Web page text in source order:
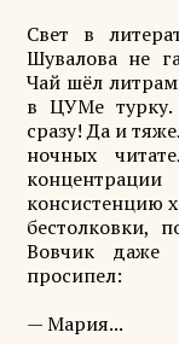
Свет в
Шувалова не
Чай шёл
в ЦУМе
сразу! Да и
ночных
консистенцию
бестолковки,
Вовчик даже
просипел:
— Мария...